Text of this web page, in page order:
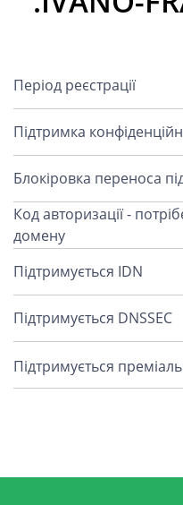
Період реєстрації
Підтримка
Блокіровка переноса
Код авторизації -
домену
Підтримується IDN
Підтримується DNSSEC
Підтримується